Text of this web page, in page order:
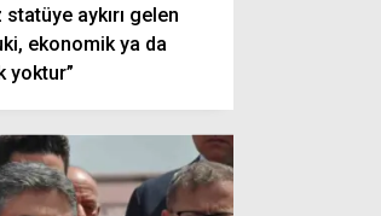
aykırı gelen
ekonomik ya da
yoktur”